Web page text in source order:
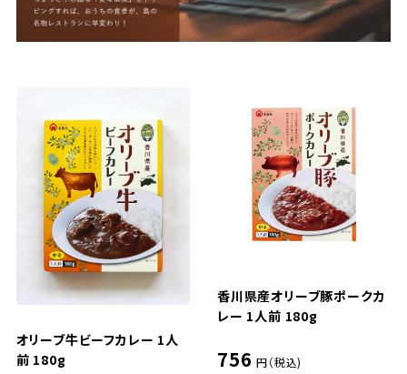
オリーブ牛ビーフカレー 1人
前 180g
香川県産オリーブ豚ポークカ
レー 1人前 180g
756 円（税込)